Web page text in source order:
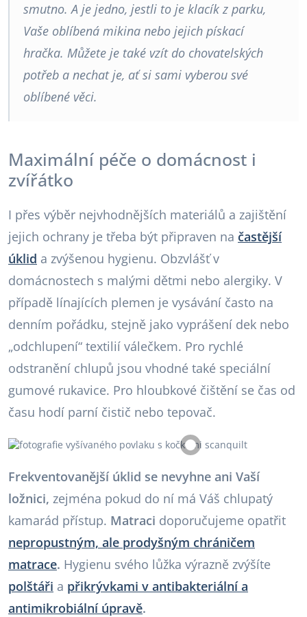
smutno. A je jedno, jestli to je klacík z parku,
Vaše oblíbená mikina nebo jejich pískací
hračka. Můžete je také vzít do chovatelských
potřeb a nechat je, ať si sami vyberou své
oblíbené věci.
Maximální péče o domácnost i
zvířátko
I přes výběr nejvhodnějších materiálů a zajištění
jejich ochrany je třeba být připraven na častější
úklid a zvýšenou hygienu. Obzvlášť v
domácnostech s malými dětmi nebo alergiky. V
případě línajících plemen je vysávání často na
denním pořádku, stejně jako vyprášení dek nebo
„odchlupení“ textilií válečkem. Pro rychlé
odstranění chlupů jsou vhodné také speciální
gumové rukavice. Pro hloubkové čištění se čas od
času hodí parní čistič nebo tepovač.
Frekventovanější úklid se nevyhne ani Vaší
ložnici, zejména pokud do ní má Váš chlupatý
kamarád přístup. Matraci doporučujeme opatřit
nepropustným, ale prodyšným chráničem
matrace. Hygienu svého lůžka výrazně zvýšíte
polštáři a přikrývkami v antibakteriální a
antimikrobiální úpravě.